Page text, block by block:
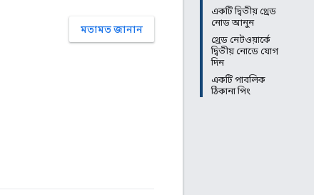
একটি দ্বিতীয় থ্রেড
নোড আনুন
থ্রেড নেটওয়ার্কে
দ্বিতীয় নোডে যোগ
দিন
একটি পাবলিক
ঠিকানা পিং
মতামত জানান